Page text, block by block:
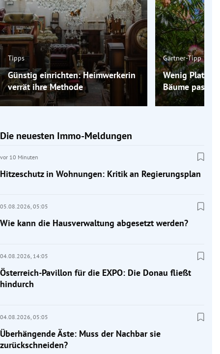
Tipps
Günstig einrichten: Heimwerkerin
verrät ihre Methode
Gärtner-Tipp
Wenig Platz
Bäume
Die neuesten Immo-Meldungen
vor 10 Minuten
Hitzeschutz in Wohnungen: Kritik an Regierungsplan
05.08.2026, 05:05
Wie kann die Hausverwaltung abgesetzt werden?
04.08.2026, 14:05
Österreich-Pavillon für die EXPO: Die Donau fließt
hindurch
04.08.2026, 05:05
Überhängende Äste: Muss der Nachbar sie
zurückschneiden?